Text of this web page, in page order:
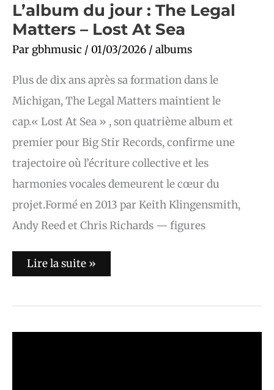
L’album du jour : The Legal
Matters – Lost At Sea
Par gbhmusic / 01/03/2026 / albums
Plus de dix ans après sa formation dans le
Michigan, The Legal Matters maintient le
cap.« Lost At Sea » , son quatrième album et
premier pour Big Stir Records, confirme une
trajectoire où l’écriture collective et les
harmonies vocales demeurent le cœur du
projet.Formé en 2013 par Keith Klingensmith,
Andy Reed et Chris Richards — figures
Lire la suite »
L’album